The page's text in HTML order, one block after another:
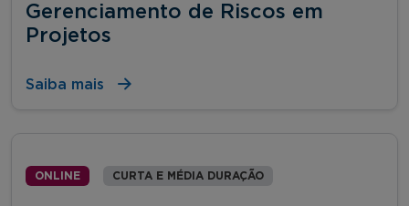
Gerenciamento de Riscos em
Projetos
Saiba mais
ONLINE CURTA E MÉDIA DURAÇÃO